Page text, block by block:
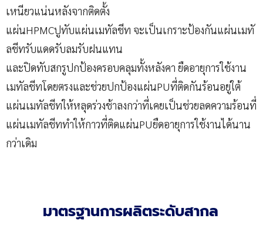
เหนียวแน่นหลังจากติดตั้ง
แผ่นHPMCปูทับแผ่นเมทัลชีท จะเป็นเกราะป้องกันแผ่นเมทั
ลชีทรับแดดรับลมรับฝนแทน
และปิดทับสกรูปกป้องครอบคลุมทั้งหลังคา ยืดอายุการใช้งาน
เมทัลชีทโดยตรงและช่วยปกป้องแผ่นPUที่ติดกันร้อนอยู่ใต้
แผ่นเมทัลชีทให้หลุดร่วงช้าลงกว่าที่เคยเป็นช่วยลดความร้อนที่
แผ่นเมทัลชีททำให้กาวที่ติดแผ่นPUยืดอายุการใช้งานได้นาน
กว่าเดิม
มาตรฐานการผลิตระดับสากล